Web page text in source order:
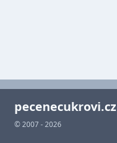
pecenecukrovi.cz
© 2007 - 2026